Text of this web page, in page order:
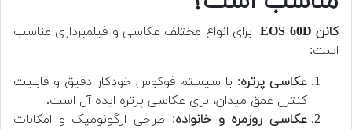
کانن EOS 60D
برای انواع مختلف عکاسی و فیلمبرداری مناسب
است:
عکاسی پرتره: با سیستم فوکوس خودکار دقیق و قابلیت
کنترل عمق میدان، برای عکاسی پرتره ایده آل است.
عکاسی روزمره و خانواده: طراحی ارگونومیک و امکانات